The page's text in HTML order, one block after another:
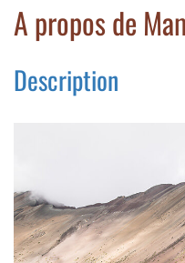
A propos de
Description